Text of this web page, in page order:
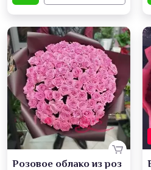
Розовое облако из роз